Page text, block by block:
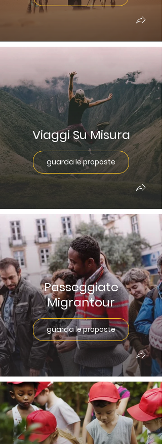
Viaggi Su Misura
guarda le proposte
Passeggiate
Migrantour
guarda le proposte